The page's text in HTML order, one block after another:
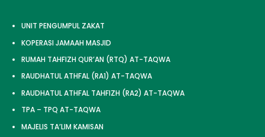
UNIT PENGUMPUL ZAKAT
KOPERASI JAMAAH MASJID
RUMAH TAHFIZH QUR’AN (RTQ) AT-TAQWA
RAUDHATUL ATHFAL (RA1) AT-TAQWA
RAUDHATUL ATHFAL TAHFIZH (RA2) AT-TAQWA
TPA – TPQ AT-TAQWA
MAJELIS TA’LIM KAMISAN